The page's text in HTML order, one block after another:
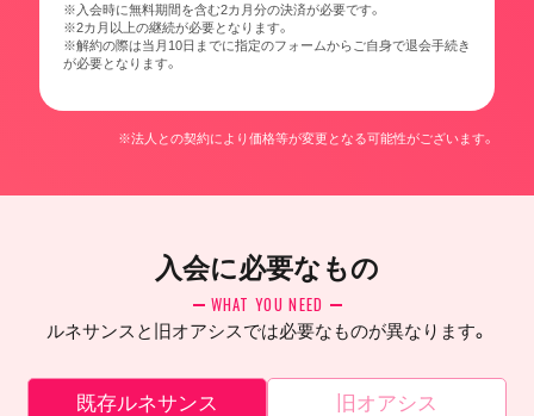
※入会時に無料期間を含む2カ月分の決済が必要です。
※2カ月以上の継続が必要となります。
※解約の際は当月10日までに指定のフォームからご自身で退会手続き
が必要となります。
※法人との契約により価格等が変更となる可能性がございます。
入会に必要なもの
WHAT YOU NEED
ルネサンスと旧オアシスでは必要なものが異なります。
既存ルネサンス 旧オアシス